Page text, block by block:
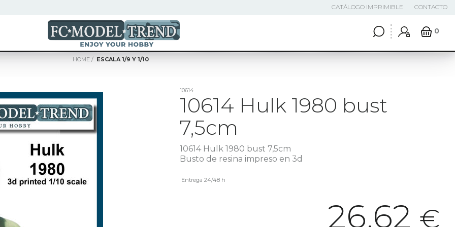
0
CATÁLOGO IMPRIMIBLE CONTACTO
HOME ESCALA 1/9 Y 1/10
10614
10614 Hulk 1980 bust
7,5cm
10614 Hulk 1980 bust 7,5cm
Busto de resina impreso en 3d
Entrega 24/48 h
26,62 €